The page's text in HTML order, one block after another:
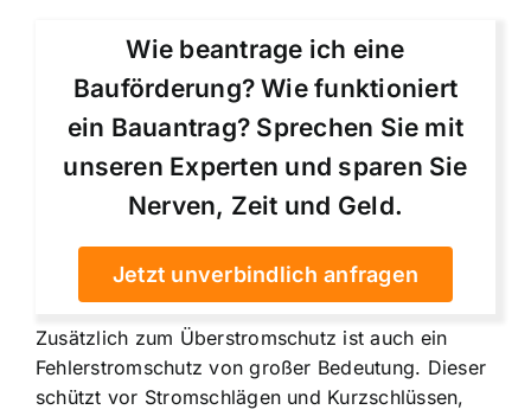
Wie beantrage ich eine
Bauförderung? Wie funktioniert
ein Bauantrag? Sprechen Sie mit
unseren Experten und sparen Sie
Nerven, Zeit und Geld.
Jetzt unverbindlich anfragen
Zusätzlich zum Überstromschutz ist auch ein
Fehlerstromschutz von großer Bedeutung. Dieser
schützt vor Stromschlägen und Kurzschlüssen,